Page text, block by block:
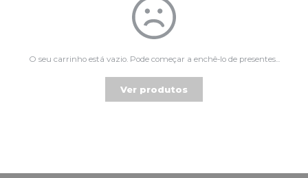
O seu carrinho está vazio. Pode começar a enchê-lo de presentes...
Ver produtos